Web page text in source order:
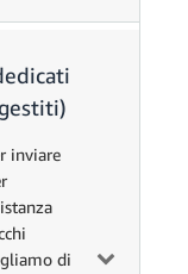
messaggi) ×
gigabyte di dati
Calcolo
per messaggio
inviare
di